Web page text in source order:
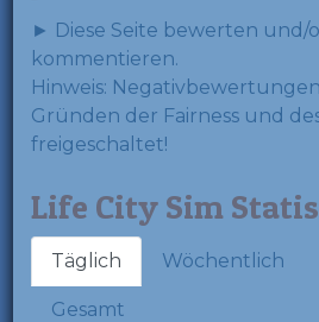
► Diese Seite bewerten und/
kommentieren.
Hinweis:
Gründen der Fairness und
freigeschaltet!
Life City Sim
Täglich Wöchentlich
Gesamt